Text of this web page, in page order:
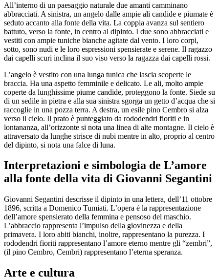
All’interno di un paesaggio naturale due amanti camminano
abbracciati. A sinistra, un angelo dalle ampie ali candide e piumate è
seduto accanto alla fonte della vita. La coppia avanza sul sentiero
battuto, verso la fonte, in centro al dipinto. I due sono abbracciati e
vestiti con ampie tuniche bianche agitate dal vento. I loro corpi,
sotto, sono nudi e le loro espressioni spensierate e serene. Il ragazzo
dai capelli scuri inclina il suo viso verso la ragazza dai capelli rossi.
L’angelo è vestito con una lunga tunica che lascia scoperte le
braccia. Ha una aspetto femminile e delicato. Le ali, molto ampie
coperte da lunghissime piume candide, proteggono la fonte. Siede su
di un sedile in pietra e alla sua sinistra sgorga un getto d’acqua che si
raccoglie in una pozza terra. A destra, un esile pino Cembro si alza
verso il cielo. Il prato è punteggiato da rododendri fioriti e in
lontananza, all’orizzonte si nota una linea di alte montagne. Il cielo è
attraversato da lunghe strisce di nubi mentre in alto, proprio al centro
del dipinto, si nota una falce di luna.
Interpretazioni e simbologia de L’amore
alla fonte della vita di Giovanni Segantini
Giovanni Segantini descrisse il dipinto in una lettera, dell’11 ottobre
1896, scritta a Domenico Tumiati. L’opera è la rappresentazione
dell’amore spensierato della femmina e pensoso del maschio.
L’abbraccio rappresenta l’impulso della giovinezza e della
primavera. I loro abiti bianchi, inoltre, rappresentano la purezza. I
rododendri fioriti rappresentano l’amore eterno mentre gli “zembri”,
(il pino Cembro, Cembri) rappresentano l’eterna speranza.
Arte e cultura